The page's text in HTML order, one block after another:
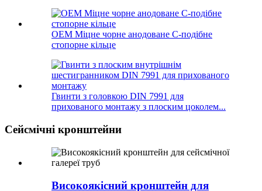
OEM Міцне чорне анодоване C-подібне
стопорне кільце
Гвинти з головкою DIN 7991 для
прихованого монтажу з плоским цоколем...
Сейсмічні кронштейни
Високоякісний кронштейн для